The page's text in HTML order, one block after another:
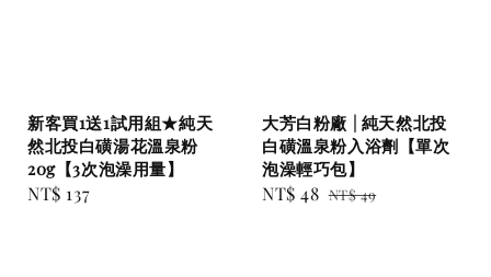
新客買1送1試用組★純天
然北投白磺湯花溫泉粉
20g【3次泡澡用量】
Regular
NT$ 137
大芳白粉廠 | 純天然北投
白磺溫泉粉入浴劑【單次
泡澡輕巧包】
Sale
NT$ 48 Regular
NT$ 49